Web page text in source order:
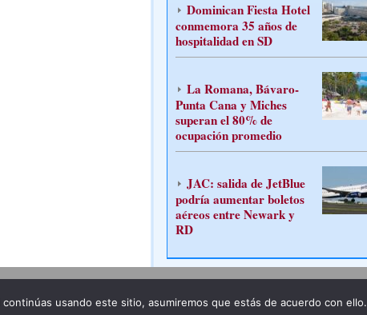
Dominican Fiesta Hotel
conmemora 35 años de
hospitalidad en SD
La Romana, Bávaro-
Punta Cana y Miches
superan el 80% de
ocupación promedio
JAC: salida de JetBlue
podría aumentar boletos
aéreos entre Newark y
RD
usando este sitio, asumiremos que estás de acuerdo con ello.